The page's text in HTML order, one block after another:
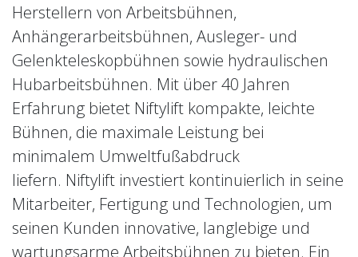
Herstellern von Arbeitsbühnen,
Anhängerarbeitsbühnen, Ausleger- und
Gelenkteleskopbühnen sowie hydraulischen
Hubarbeitsbühnen. Mit über 40 Jahren
Erfahrung bietet Niftylift kompakte, leichte
Bühnen, die maximale Leistung bei
minimalem Umweltfußabdruck
liefern. Niftylift investiert kontinuierlich in seine
Mitarbeiter, Fertigung und Technologien, um
seinen Kunden innovative, langlebige und
wartungsarme Arbeitsbühnen zu bieten. Ein